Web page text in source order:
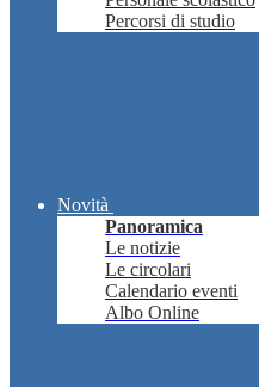
Percorsi di studio
Novità
Panoramica
Le notizie
Le circolari
Calendario eventi
Albo Online